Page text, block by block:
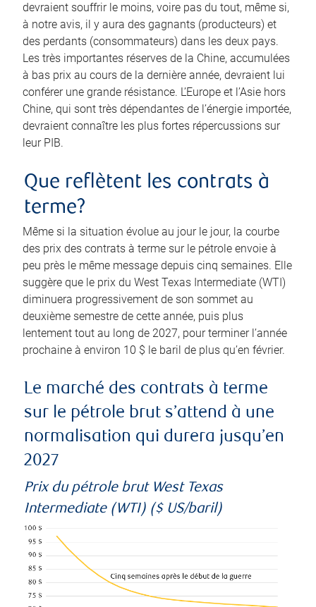
devraient souffrir le moins, voire pas du tout, même si,
à notre avis, il y aura des gagnants (producteurs) et
des perdants (consommateurs) dans les deux pays.
Les très importantes réserves de la Chine, accumulées
à bas prix au cours de la dernière année, devraient lui
conférer une grande résistance. L’Europe et l’Asie hors
Chine, qui sont très dépendantes de l’énergie importée,
devraient connaître les plus fortes répercussions sur
leur PIB.
Que reflètent les contrats à
terme?
Même si la situation évolue au jour le jour, la courbe
des prix des contrats à terme sur le pétrole envoie à
peu près le même message depuis cinq semaines. Elle
suggère que le prix du West Texas Intermediate (WTI)
diminuera progressivement de son sommet au
deuxième semestre de cette année, puis plus
lentement tout au long de 2027, pour terminer l’année
prochaine à environ 10 $ le baril de plus qu’en février.
Le marché des contrats à terme
sur le pétrole brut s’attend à une
normalisation qui durera jusqu’en
2027
Prix du pétrole brut West Texas
Intermediate (WTI) ($ US/baril)